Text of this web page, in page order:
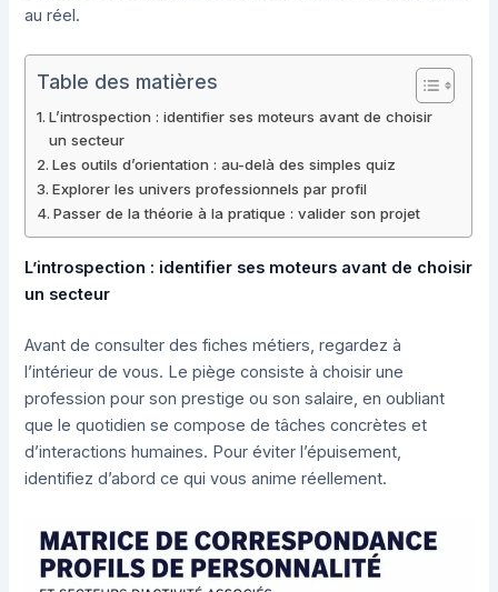
au réel.
Table des matières
L’introspection : identifier ses moteurs avant de choisir
un secteur
Les outils d’orientation : au-delà des simples quiz
Explorer les univers professionnels par profil
Passer de la théorie à la pratique : valider son projet
L’introspection : identifier ses moteurs avant de choisir
un secteur
Avant de consulter des fiches métiers, regardez à
l’intérieur de vous. Le piège consiste à choisir une
profession pour son prestige ou son salaire, en oubliant
que le quotidien se compose de tâches concrètes et
d’interactions humaines. Pour éviter l’épuisement,
identifiez d’abord ce qui vous anime réellement.